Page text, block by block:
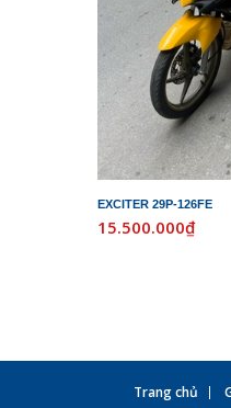
EXCITER 29P-126FE
15.500.000₫
Trang chủ